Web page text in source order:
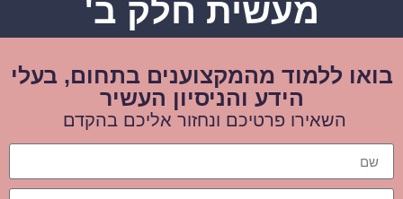
מעשית חלק ב'
בואו ללמוד מהמקצוענים בתחום, בעלי
הידע והניסיון העשיר
השאירו פרטיכם ונחזור אליכם בהקדם